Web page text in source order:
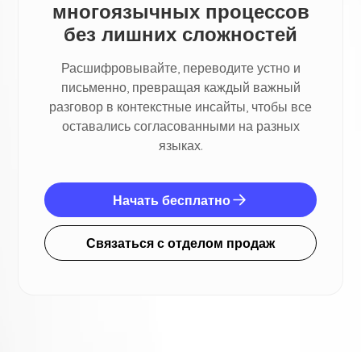
многоязычных процессов
без лишних сложностей
Расшифровывайте, переводите устно и
письменно, превращая каждый важный
разговор в контекстные инсайты, чтобы все
оставались согласованными на разных
языках.
Начать бесплатно
Связаться с отделом продаж